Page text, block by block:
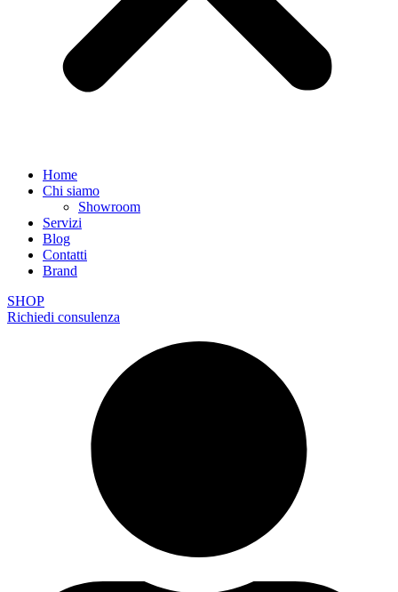
Home
Chi siamo
Showroom
Servizi
Blog
Contatti
Brand
SHOP
Richiedi consulenza